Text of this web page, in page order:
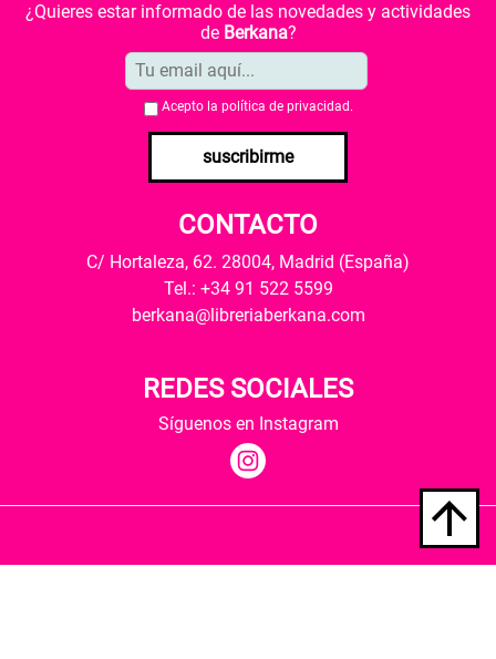
¿Quieres estar informado de las novedades y actividades
de Berkana?
Acepto la política de privacidad .
suscribirme
CONTACTO
C/ Hortaleza, 62. 28004, Madrid (España)
Tel.: +34 91 522 5599
berkana@libreriaberkana.com
REDES SOCIALES
Síguenos en Instagram